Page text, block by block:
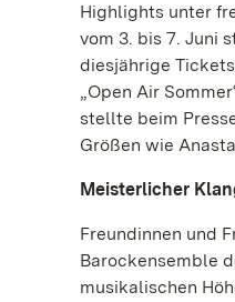
Highlights unter
vom 3. bis 7. Juni
diesjährige
„Open Air
stellte beim
Größen wie
Meisterlicher
Freundinnen und
Barockensemble
musikalischen